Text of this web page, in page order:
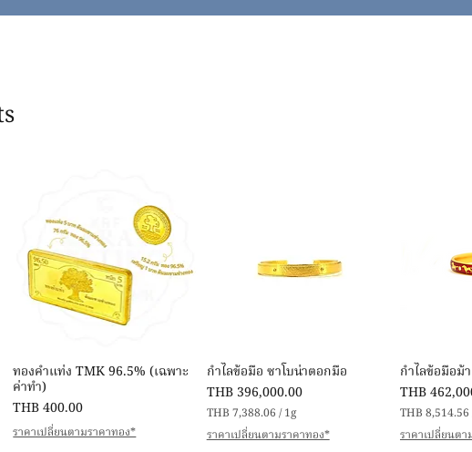
Quick View
ทองคำแท่ง TMK 96.5% (เฉพาะ
ค่าทำ)
Price
THB 400.00
ราคาเปลี่ยนตามราคาทอง*
Quick View
กำไลข้อมือ ซาโบน่าตอกมือ
Price
THB 396,000.00
THB 7,388.06 /1g
T
H
ราคาเปลี่ยนตามราคาทอง*
กำไลข้อมือม้
Price
THB
THB 8,514.56
T
H
ราคาเปลี่ยนต